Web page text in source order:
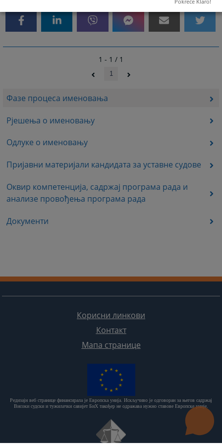
Фазе процеса именовања
Рјешења о именовању
Одлуке о именовању
Пријавни материјали кандидата за уставне судове
Оквир компетенција, садржај програма рада и
анализе провођења програма рада
Документи
1 - 1 / 1
1
Корисни линкови
Контакт
Мапа странице
Редизајн веб странице финансирала је Европска унија. Искључиво је одговоран за његов садржај
Високи судски и тужилачки савијет БиХ такођер не одражава нужно ставове Европске уније.
Pokreće Klaro!